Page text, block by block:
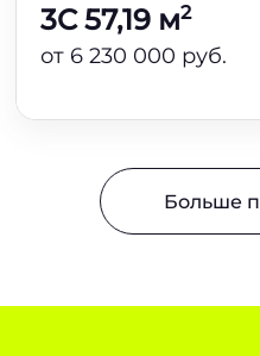
3C 57,19 м2
от 6 230 000 руб.
Больше